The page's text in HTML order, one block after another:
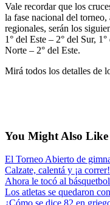
Vale recordar que los
la fase nacional del torneo,
regionales, serán los
1° del Este – 2° del Sur,
Norte – 2° del Este.
Mirá todos los detalles de
You Might Also Like
El Torneo Abierto de
Calzate, calentá y ¡a correr!
Ahora le tocó al
Los atletas se quedaron